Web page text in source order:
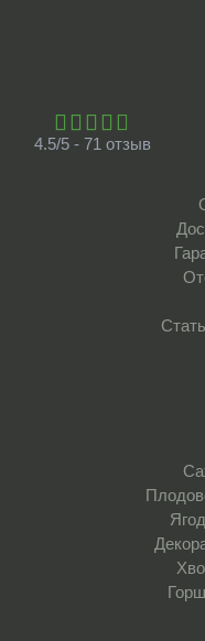
4.5/5 - 71 отзыв